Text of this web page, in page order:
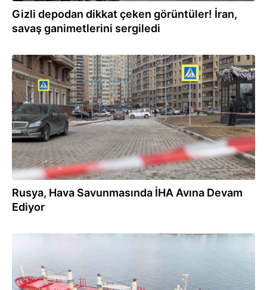
Gizli depodan dikkat çeken görüntüler! İran,
savaş ganimetlerini sergiledi
07.08.2026
Rusya, Hava Savunmasında İHA Avına Devam
Ediyor